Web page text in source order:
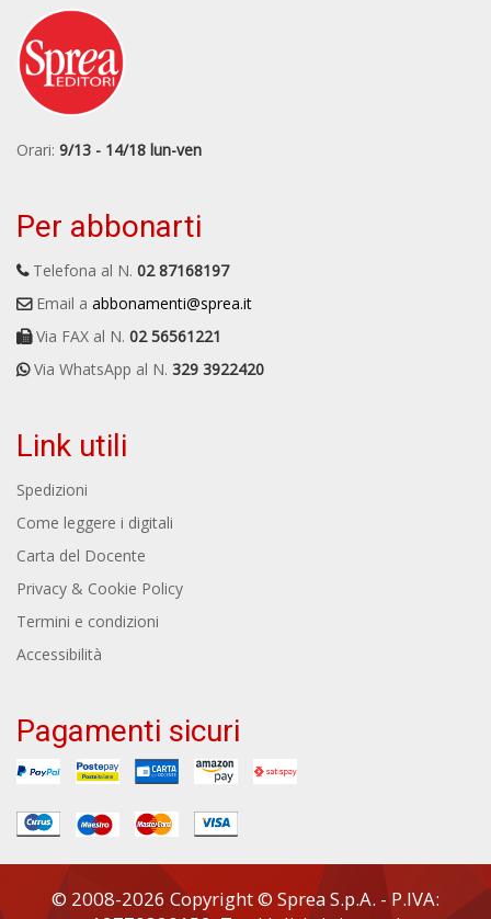
Orari: 9/13 - 14/18 lun-ven
Per abbonarti
Telefona al N. 02 87168197
Email a abbonamenti@sprea.it
Via FAX al N. 02 56561221
Via WhatsApp al N. 329 3922420
Link utili
Spedizioni
Come leggere i digitali
Carta del Docente
Privacy & Cookie Policy
Termini e condizioni
Accessibilità
Pagamenti sicuri
© 2008-2026 Copyright © Sprea S.p.A. - P.IVA: